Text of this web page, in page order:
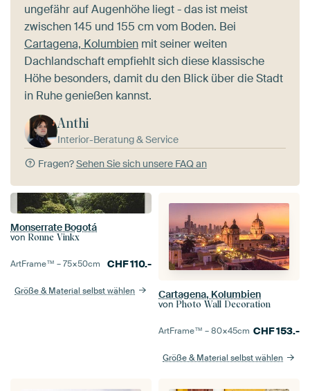
ungefähr auf Augenhöhe liegt - das ist meist
zwischen 145 und 155 cm vom Boden. Bei
Cartagena, Kolumbien mit seiner weiten
Dachlandschaft empfiehlt sich diese klassische
Höhe besonders, damit du den Blick über die Stadt
in Ruhe genießen kannst.
Anthi
Interior-Beratung & Service
Fragen?Sehen Sie sich unsere FAQ an
Monserrate Bogotá
von Ronne Vinkx
ArtFrame™ –75×50cm CHF110.-
Größe & Material selbst wählen Cartagena, Kolumbien
von Photo Wall Decoration
ArtFrame™ –80×45cm CHF153.-
Größe & Material selbst wählen